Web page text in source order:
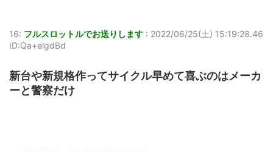
16: フルスロットルでお送りします : 2022/06/25(土) 15:19:28.46
ID:Qa+elgdBd
新台や新規格作ってサイクル早めて喜ぶのはメーカ
ーと警察だけ